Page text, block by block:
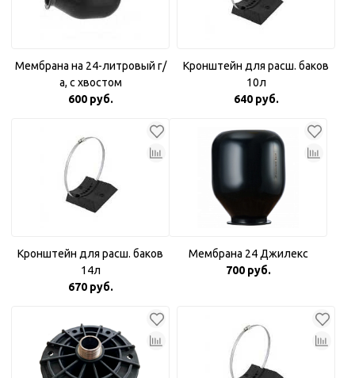
Мембрана на 24-литровый г/
а, с хвостом
600 руб.
Кронштейн для расш. баков
10л
640 руб.
Кронштейн для расш. баков
14л
670 руб.
Мембрана 24 Джилекс
700 руб.